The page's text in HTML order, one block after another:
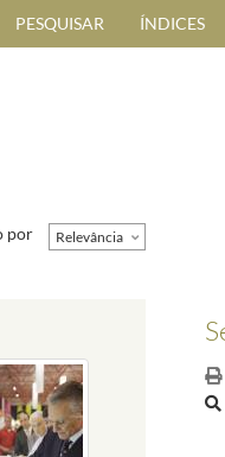
PESQUISAR ÍNDICES
por Relevância